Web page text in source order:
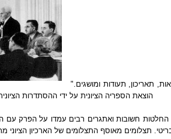
"דוד בן-גוריון מכריז על הקמת מדינת ישראל. מדינות ערב מאיימות בפלישה. ארצות הברית מכירה במדינה החדשה". (נאור, מרדכי. הציונות. מאה השנים הראשונות. מבואות, תאריכון, תעודות ומושגים.
הוצאת הספריה הציונית על ידי ההסתדרות הציונית
החלטות חשובות ואתגרים רבים עמדו על הפרק